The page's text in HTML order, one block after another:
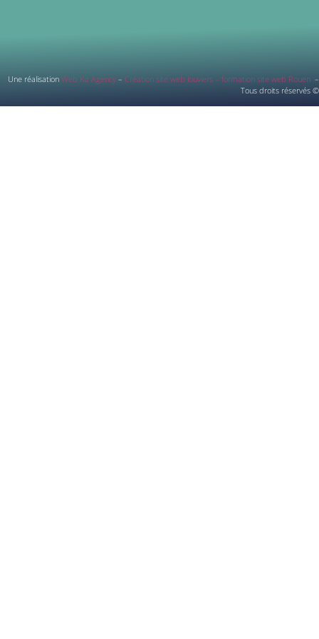
Une réalisation Web Kiz Agency – Création site web louviers – formation site web Rouen –
Tous droits réservés ©